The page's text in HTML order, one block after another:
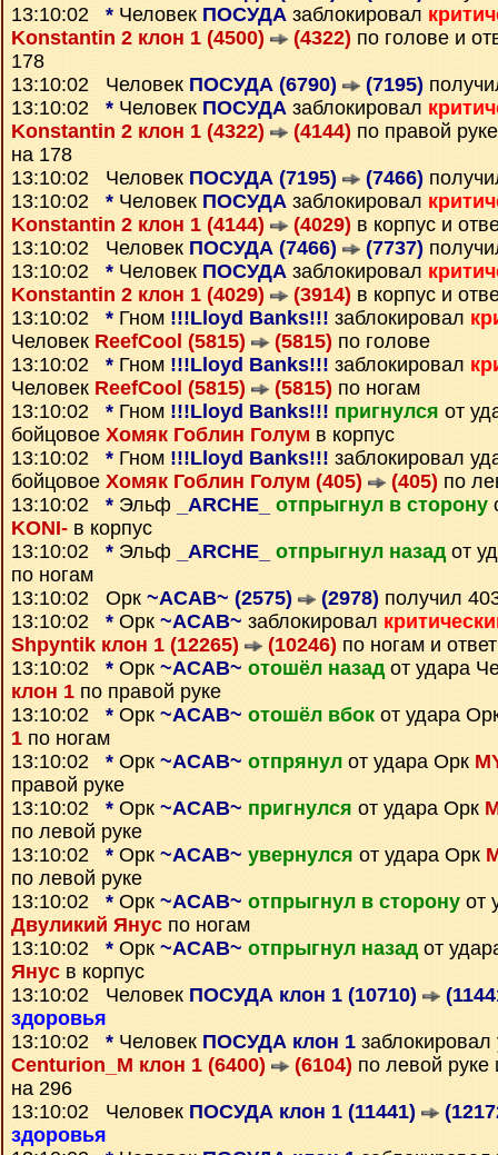
13:10:02 * Человек ПОСУДА заблокировал
Konstantin 2 клон 1 (4500)
(4322) по голове и
178
13:10:02 Человек ПОСУДА (6790) (7195)
13:10:02 * Человек ПОСУДА заблокировал
Konstantin 2 клон 1 (4322)
(4144) по правой
на 178
13:10:02 Человек ПОСУДА (7195) (7466)
13:10:02 * Человек ПОСУДА заблокировал
Konstantin 2 клон 1 (4144)
(4029) в корпус и
13:10:02 Человек ПОСУДА (7466) (7737)
13:10:02 * Человек ПОСУДА заблокировал
Konstantin 2 клон 1 (4029)
(3914) в корпус и
13:10:02 * Гном !!!Lloyd Banks!!! заблокировал
Человек ReefCool (5815) (5815) по голове
13:10:02 * Гном !!!Lloyd Banks!!! заблокировал
Человек ReefCool (5815) (5815) по ногам
13:10:02 * Гном !!!Lloyd Banks!!! пригнулся от
бойцовое Хомяк Гоблин Голум в корпус
13:10:02 * Гном !!!Lloyd Banks!!! заблокировал
бойцовое Хомяк Гоблин Голум (405) (405) по
13:10:02 * Эльф _ARCHE_ отпрыгнул в сторону
KONI- в корпус
13:10:02 * Эльф _ARCHE_ отпрыгнул назадот
по ногам
13:10:02 Орк ~ACAB~ (2575) (2978) получил
13:10:02 * Орк ~ACAB~ заблокировал
Shpyntik клон 1 (12265)
(10246) по ногам и
13:10:02 * Орк ~ACAB~ отошёл назадот удара
клон 1 по правой руке
13:10:02 * Орк ~ACAB~ отошёл вбок от удара
1 по ногам
13:10:02 * Орк ~ACAB~ отпрянул от удара Орк
правой руке
13:10:02 * Орк ~ACAB~ пригнулся от удара Орк
по левой руке
13:10:02 * Орк ~ACAB~ увернулся от удара Орк
по левой руке
13:10:02 * Орк ~ACAB~ отпрыгнул в сторону от
Двуликий Янус по ногам
13:10:02 * Орк ~ACAB~ отпрыгнул назадот
Янус в корпус
13:10:02 Человек ПОСУДА клон 1 (10710)
здоровья
13:10:02 * Человек ПОСУДА клон 1
Centurion_M клон 1 (6400)
(6104) по левой руке
на 296
13:10:02 Человек ПОСУДА клон 1 (11441)
здоровья